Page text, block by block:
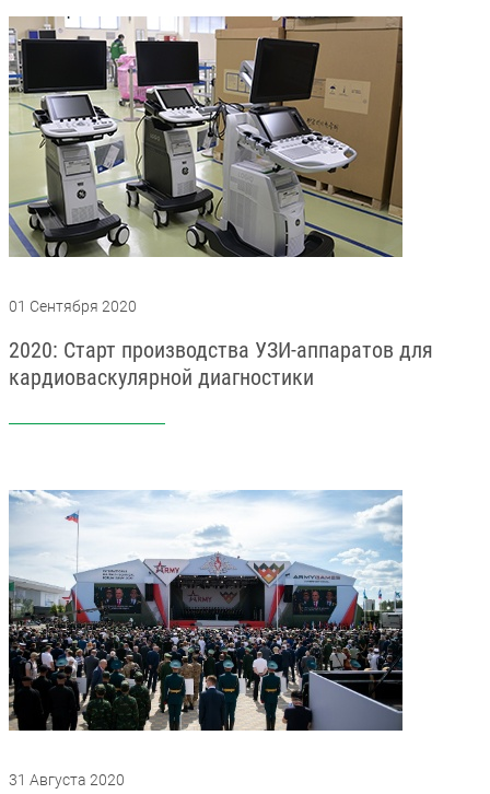
01 Сентября 2020
2020: Старт производства УЗИ-аппаратов для
кардиоваскулярной диагностики
31 Августа 2020